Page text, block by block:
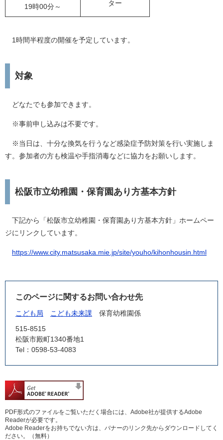
19時00分～ ター
1時間半程度の開催を予定しています。
対象
どなたでも参加できます。
※事前申し込みは不要です。
※当日は、十分な換気を行うなど感染症予防対策を行い実施しま
す。参加者の方も検温や手指消毒などに協力をお願いします。
松阪市立幼稚園・保育園あり方基本方針
下記から「松阪市立幼稚園・保育園あり方基本方針」ホームペー
ジにリンクしています。
https://www.city.matsusaka.mie.jp/site/youho/kihonhousin.html
このページに関するお問い合わせ先
こども局 こども未来課
保育幼稚園係
515-8515
松阪市殿町1340番地1
Tel：0598-53-4083
PDF形式のファイルをご覧いただく場合には、Adobe社が提供するAdobe
Readerが必要です。
Adobe Readerをお持ちでない方は、バナーのリンク先からダウンロードしてく
ださい。（無料）